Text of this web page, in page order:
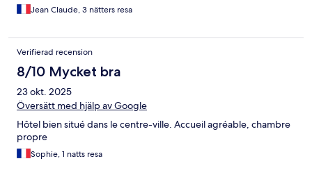
Jean Claude, 3 nätters resa
Verifierad recension
8/10 Mycket bra
23 okt. 2025
Översätt med hjälp av Google
Hôtel bien situé dans le centre-ville. Accueil agréable, chambre
propre
Sophie, 1 natts resa